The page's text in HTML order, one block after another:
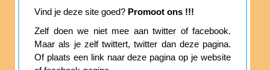
Vind je deze site goed? Promoot ons !!!
Zelf doen we niet mee aan twitter of facebook.
Maar als je zelf twittert, twitter dan deze pagina.
Of plaats een link naar deze pagina op je website